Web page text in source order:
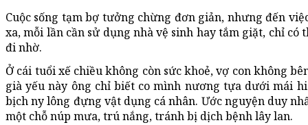
Cuộc sống tạm bợ tưởng chừng đơn giản, nhưng đến
xa, mỗi lần cần sử dụng nhà vệ sinh hay tắm giặt, chỉ
đi nhờ.
Ở cái tuổi xế chiều không còn sức khoẻ, vợ con không
già yếu này ông chỉ biết co mình nương tựa dưới mái
bịch ny lông đựng vật dụng cá nhân. Ước nguyện duy
một chỗ núp mưa, trú nắng, tránh bị dịch bệnh lây lan.